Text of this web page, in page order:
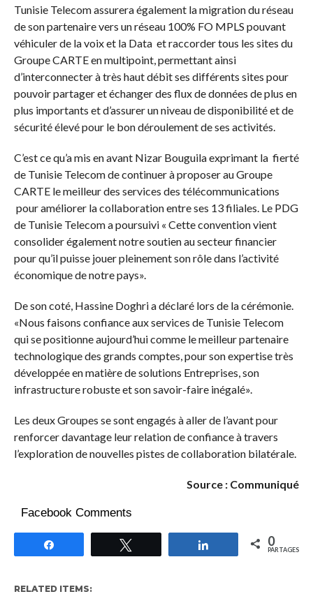
Tunisie Telecom assurera également la migration du réseau
de son partenaire vers un réseau 100% FO MPLS pouvant
véhiculer de la voix et la Data et raccorder tous les sites du
Groupe CARTE en multipoint, permettant ainsi
d’interconnecter à très haut débit ses différents sites pour
pouvoir partager et échanger des flux de données de plus en
plus importants et d’assurer un niveau de disponibilité et de
sécurité élevé pour le bon déroulement de ses activités.
C’est ce qu’a mis en avant Nizar Bouguila exprimant la fierté
de Tunisie Telecom de continuer à proposer au Groupe
CARTE le meilleur des services des télécommunications
pour améliorer la collaboration entre ses 13 filiales. Le PDG
de Tunisie Telecom a poursuivi « Cette convention vient
consolider également notre soutien au secteur financier
pour qu’il puisse jouer pleinement son rôle dans l’activité
économique de notre pays».
De son coté, Hassine Doghri a déclaré lors de la cérémonie.
«Nous faisons confiance aux services de Tunisie Telecom
qui se positionne aujourd’hui comme le meilleur partenaire
technologique des grands comptes, pour son expertise très
développée en matière de solutions Entreprises, son
infrastructure robuste et son savoir-faire inégalé».
Les deux Groupes se sont engagés à aller de l’avant pour
renforcer davantage leur relation de confiance à travers
l’exploration de nouvelles pistes de collaboration bilatérale.
Source : Communiqué
Facebook Comments
Partagez 0
PARTAGES
RELATED ITEMS: